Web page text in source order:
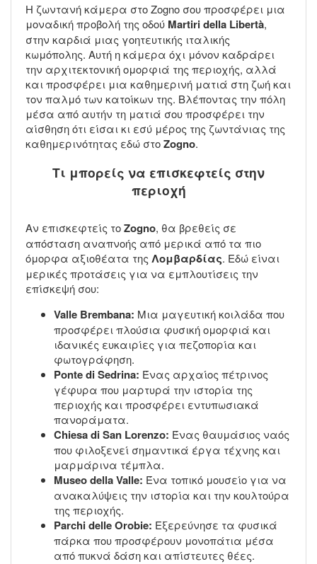
Η ζωντανή κάμερα στο Zogno σου προσφέρει μια
μοναδική προβολή της οδού Martiri della Libertà,
στην καρδιά μιας γοητευτικής ιταλικής
κωμόπολης. Αυτή η κάμερα όχι μόνον καδράρει
την αρχιτεκτονική ομορφιά της περιοχής, αλλά
και προσφέρει μια καθημερινή ματιά στη ζωή και
τον παλμό των κατοίκων της. Βλέποντας την πόλη
μέσα από αυτήν τη ματιά σου προσφέρει την
αίσθηση ότι είσαι κι εσύ μέρος της ζωντάνιας της
καθημερινότητας εδώ στοZogno.
Τι μπορείς να επισκεφτείς στην
περιοχή
Αν επισκεφτείς τοZogno, θα βρεθείς σε
απόσταση αναπνοής από μερικά από τα πιο
όμορφα αξιοθέατα της Λομβαρδίας. Εδώ είναι
μερικές προτάσεις για να εμπλουτίσεις την
επίσκεψή σου:
Valle Brembana: Μια μαγευτική κοιλάδα που
προσφέρει πλούσια φυσική ομορφιά και
ιδανικές ευκαιρίες για πεζοπορία και
φωτογράφηση.
Ponte di Sedrina: Ένας αρχαίος πέτρινος
γέφυρα που μαρτυρά την ιστορία της
περιοχής και προσφέρει εντυπωσιακά
πανοράματα.
Chiesa di San Lorenzo: Ένας θαυμάσιος ναός
που φιλοξενεί σημαντικά έργα τέχνης και
μαρμάρινα τέμπλα.
Museo della Valle: Ένα τοπικό μουσείο για να
ανακαλύψεις την ιστορία και την κουλτούρα
της περιοχής.
Parchi delle Orobie: Εξερεύνησε τα φυσικά
πάρκα που προσφέρουν μονοπάτια μέσα
από πυκνά δάση και απίστευτες θέες.